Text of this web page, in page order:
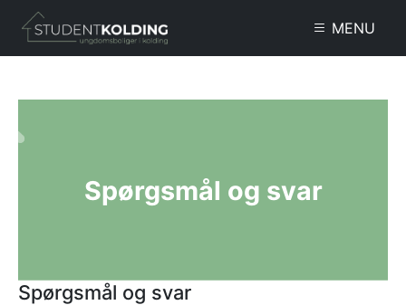
Gå til hovedindhold
MENU
Spørgsmål og svar
Spørgsmål og svar